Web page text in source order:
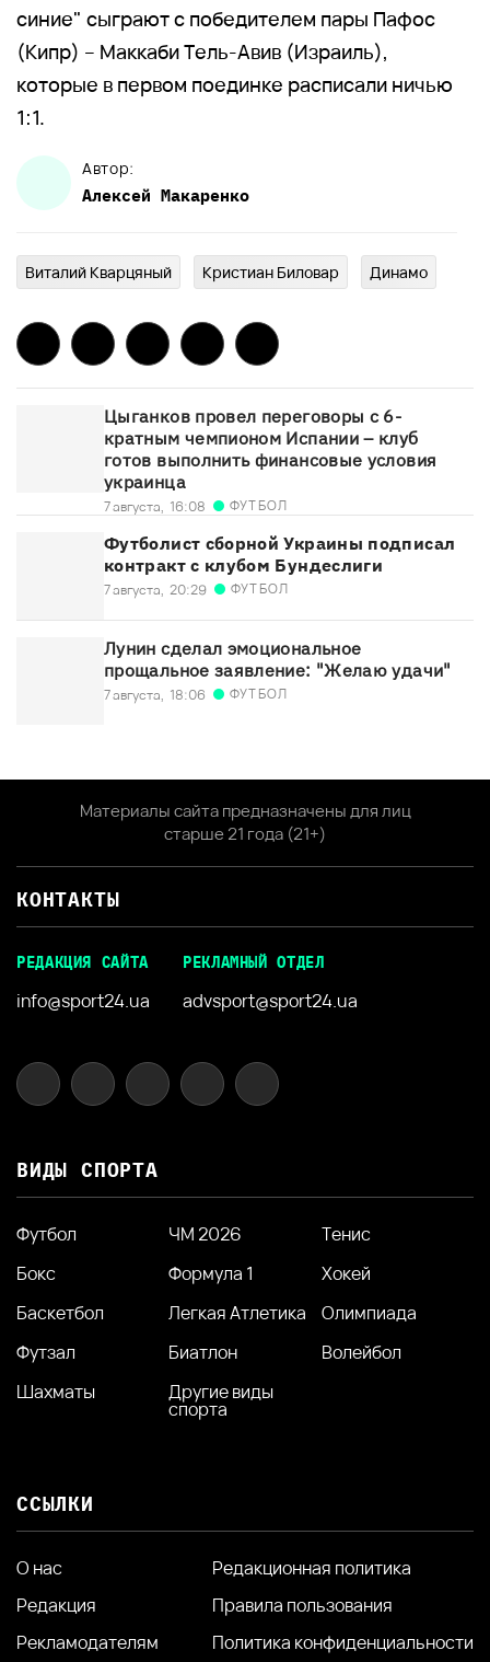
синие" сыграют с победителем пары Пафос
(Кипр) – Маккаби Тель-Авив (Израиль),
которые в первом поединке расписали ничью
1:1.
Автор:
Алексей Макаренко
Виталий Кварцяный Кристиан Биловар Динамо
Цыганков провел переговоры с 6-
кратным чемпионом Испании – клуб
готов выполнить финансовые условия
украинца
7 августа, 16:08 ФУТБОЛ
Футболист сборной Украины подписал
контракт с клубом Бундеслиги
7 августа, 20:29 ФУТБОЛ
Лунин сделал эмоциональное
прощальное заявление: "Желаю удачи"
7 августа, 18:06 ФУТБОЛ
Материалы сайта предназначены для лиц
старше 21 года (21+)
КОНТАКТЫ
РЕДАКЦИЯ САЙТА
info@sport24.ua
РЕКЛАМНЫЙ ОТДЕЛ
advsport@sport24.ua
ВИДЫ СПОРТА
Футбол ЧМ 2026
Тенис
Бокс
Формула 1
Хокей
Баскетбол
Легкая Атлетика
Олимпиада
Футзал
Биатлон
Волейбол
Шахматы
Другие виды
спорта
ССЫЛКИ
О нас
Редакция
Рекламодателям
Редакционная политика
Правила пользования
Политика конфиденциальности